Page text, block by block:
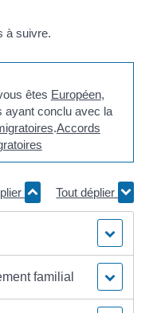
à suivre.
êtes Européen,
ayant conclu avec la
.Accords
Tout déplier
familial